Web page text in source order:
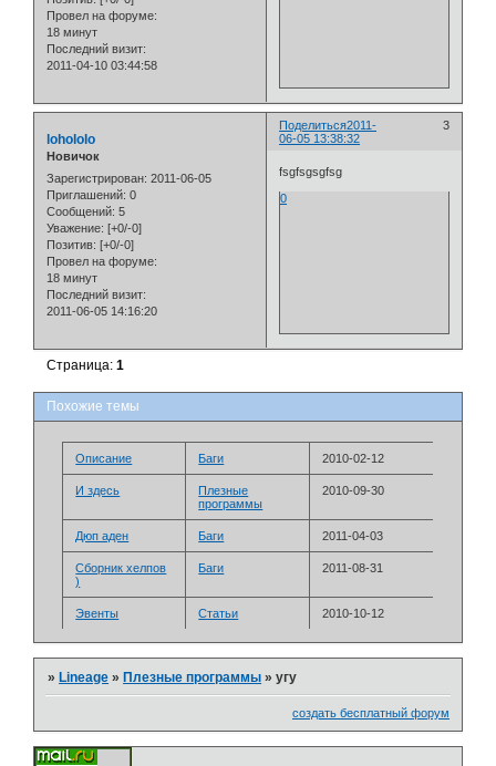
Провел на форуме:
18 минут
Последний визит:
2011-04-10 03:44:58
Поделиться 3
2011-
06-05 13:38:32
lohololo
Новичок
Зарегистрирован: 2011-06-05
Приглашений: 0
Сообщений: 5
Уважение: [+0/-0]
Позитив: [+0/-0]
Провел на форуме:
18 минут
Последний визит:
2011-06-05 14:16:20
fsgfsgsgfsg
0
Страница:1
Похожие темы
Описание Баги 2010-02-12
И здесь
Плезные
программы
2010-09-30
Дюп аден Баги 2011-04-03
Сборник хелпов
)
Баги 2011-08-31
Эвенты Статьи 2010-10-12
» Lineage » Плезные программы »угу
создать бесплатный форум